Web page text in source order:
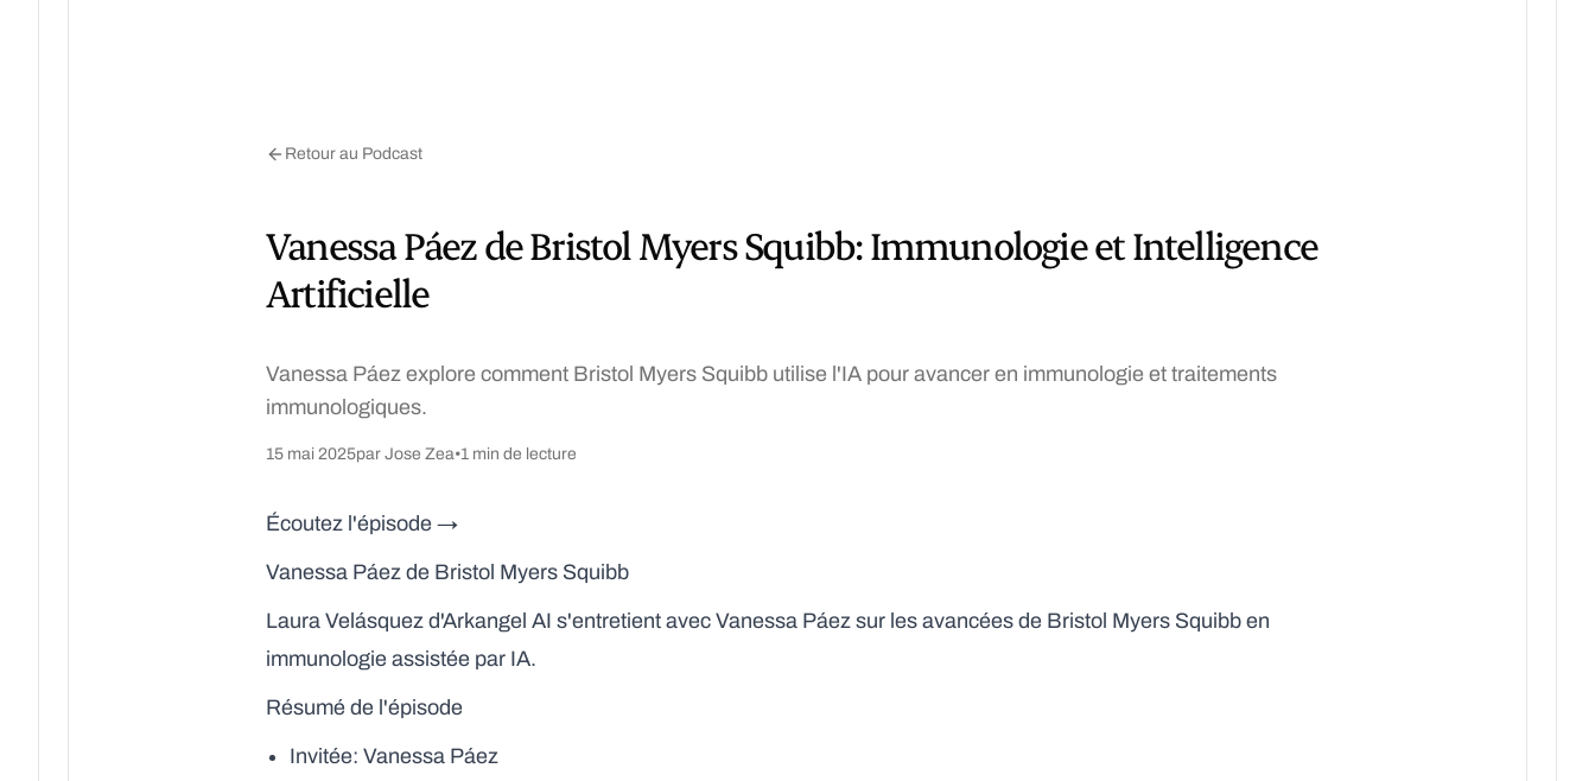
Retour au Podcast
Vanessa Páez de Bristol Myers Squibb: Immunologie et Intelligence
Artificielle
Vanessa Páez explore comment Bristol Myers Squibb utilise l'IA pour avancer en immunologie et traitements
immunologiques.
15 mai 2025par Jose Zea•1 min de lecture
Écoutez l'épisode →
Vanessa Páez de Bristol Myers Squibb
Laura Velásquez d'Arkangel AI s'entretient avec Vanessa Páez sur les avancées de Bristol Myers Squibb en
immunologie assistée par IA.
Résumé de l'épisode
Invitée: Vanessa Páez